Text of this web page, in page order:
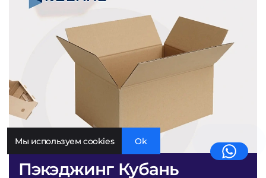
Пэкэджинг Кубань
Мы используем cookies Ok